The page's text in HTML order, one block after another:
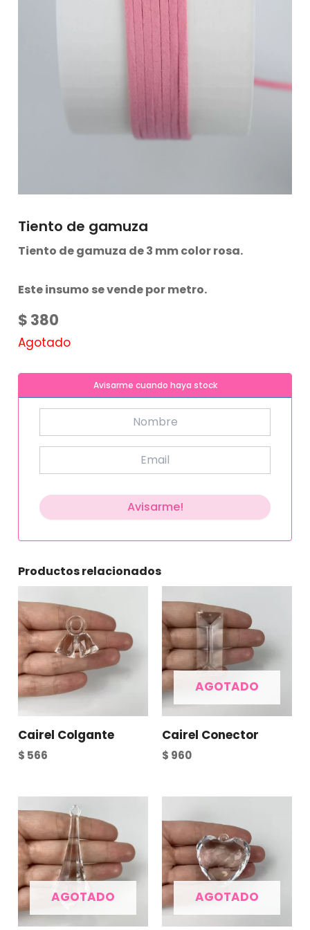
Tiento de gamuza
Tiento de gamuza de 3 mm color rosa.
Este insumo se vende por metro.
$ 380
Agotado
Avisarme cuando haya stock
Productos relacionados
Cairel Colgante
$ 566
AGOTADO
Cairel Conector
$ 960
AGOTADO AGOTADO